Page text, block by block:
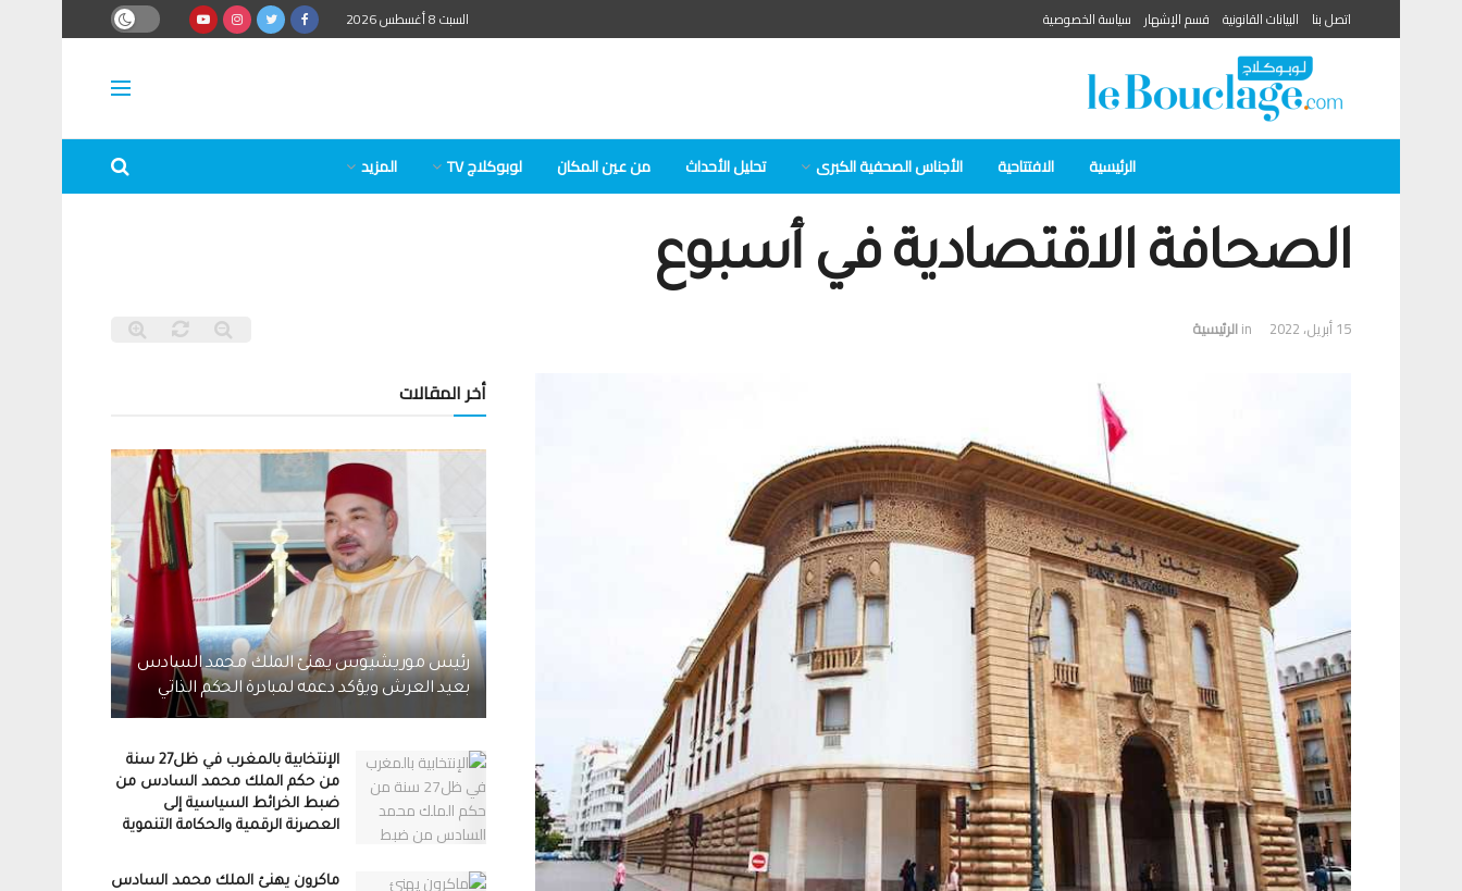
اتصل بنا البيانات القانونية قسم الإشهار سياسة الخصوصية السبت 8 أغسطس 2026
الرئيسية الافتتاحية الأجناس الصحفية الكبرى تحلیل الأحداث من عين المكان لوبوكلاج TV المزيد
الصحافة الاقتصادية في أسبوع
15 أبريل، 2022 inالرئيسية
أخر المقالات
رئيس موريشيوس يهنئ الملك محمد السادس
بعيد العرش ويؤكد دعمه لمبادرة الحكم الذاتي
الإنتخابية بالمغرب في ظل27 سنة
من حكم الملك محمد السادس من
ضبط الخرائط السياسية إلى
العصرنة الرقمية والحكامة التنموية
ماكرون يهنئ الملك محمد السادس